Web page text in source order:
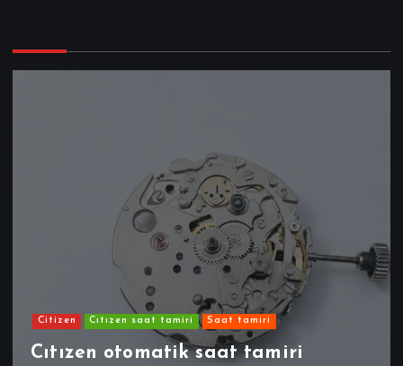
Citizen Cıtızen saat tamiri Saat tamiri
Cıtızen otomatik saat tamiri